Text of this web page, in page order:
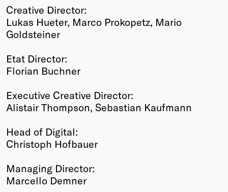
Creative Director:
Lukas Hueter, Marco Prokopetz, Mario
Goldsteiner
Etat Director:
Florian Buchner
Executive Creative Director:
Alistair Thompson, Sebastian Kaufmann
Head of Digital:
Christoph Hofbauer
Managing Director:
Marcello Demner